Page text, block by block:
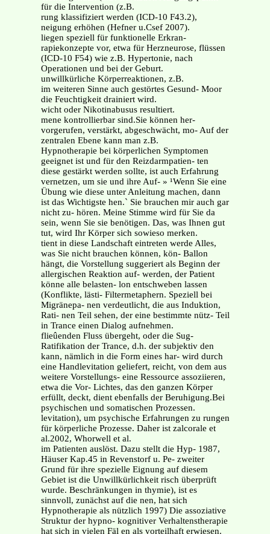
für die Intervention (z.B.
rung klassifiziert werden (ICD-10 F43.2),
neigung erhöhen (Hefner u.Csef 2007).
liegen speziell für funktionelle Erkran-
rapiekonzepte vor, etwa für Herzneurose, flüssen
(ICD-10 F54) wie z.B. Hypertonie, nach
Operationen und bei der Geburt.
unwillkürliche Körperreaktionen, z.B.
im weiteren Sinne auch gestörtes Gesund- Moor
die Feuchtigkeit drainiert wird.
wicht oder Nikotinabusus resultiert.
mene kontrollierbar sind.Sie können her-
vorgerufen, verstärkt, abgeschwächt, mo- Auf der
zentralen Ebene kann man z.B.
Hypnotherapie bei körperlichen Symptomen
geeignet ist und für den Reizdarmpatien- ten
diese gestärkt werden sollte, ist auch Erfahrung
vernetzen, um sie und ihre Auf- » ¹Wenn Sie eine
Übung wie diese unter Anleitung machen, dann
ist das Wichtigste hen.` Sie brauchen mir auch gar
nicht zu- hören. Meine Stimme wird für Sie da
sein, wenn Sie sie benötigen. Das, was Ihnen gut
tut, wird Ihr Körper sich sowieso merken.
tient in diese Landschaft eintreten werde Alles,
was Sie nicht brauchen können, kön- Ballon
hängt, die Vorstellung suggeriert als Beginn der
allergischen Reaktion auf- werden, der Patient
könne alle belasten- lon entschweben lassen
(Konflikte, lästi- Filtermetaphern. Speziell bei
Migränepa- nen verdeutlicht, die aus Induktion,
Rati- nen Teil sehen, der eine bestimmte nütz- Teil
in Trance einen Dialog aufnehmen.
flieûenden Fluss übergeht, oder die Sug-
Ratifikation der Trance, d.h. der subjektiv den
kann, nämlich in die Form eines har- wird durch
eine Handlevitation geliefert, reicht, von dem aus
weitere Vorstellungs- eine Ressource assoziieren,
etwa die Vor- Lichtes, das den ganzen Körper
erfüllt, deckt, dient ebenfalls der Beruhigung.Bei
psychischen und somatischen Prozessen.
levitation), um psychische Erfahrungen zu rungen
für körperliche Prozesse. Daher ist zalcorale et
al.2002, Whorwell et al.
im Patienten auslöst. Dazu stellt die Hyp- 1987,
Häuser Kap.45 in Revenstorf u. Pe- zweiter
Grund für ihre spezielle Eignung auf diesem
Gebiet ist die Unwillkürlichkeit risch überprüft
wurde. Beschränkungen in thymie), ist es
sinnvoll, zunächst auf die nen, hat sich
Hypnotherapie als nützlich 1997) Die assoziative
Struktur der hypno- kognitiver Verhaltenstherapie
hat sich in vielen Fäl en als vorteilhaft erwiesen.